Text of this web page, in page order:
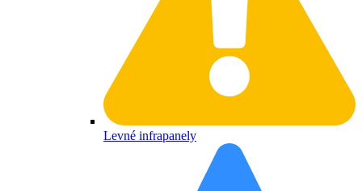
Levné infrapanely